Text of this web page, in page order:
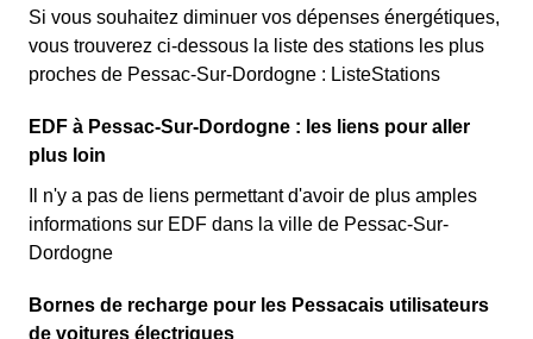
Si vous souhaitez diminuer vos dépenses énergétiques,
vous trouverez ci-dessous la liste des stations les plus
proches de Pessac-Sur-Dordogne : ListeStations
EDF à Pessac-Sur-Dordogne : les liens pour aller
plus loin
Il n'y a pas de liens permettant d'avoir de plus amples
informations sur EDF dans la ville de Pessac-Sur-
Dordogne
Bornes de recharge pour les Pessacais utilisateurs
de voitures électriques